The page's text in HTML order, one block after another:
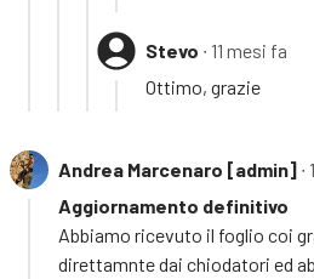
Stevo ∙ 11 mesi fa
Ottimo, grazie
Andrea Marcenaro [admin] ∙
Aggiornamento definitivo
Abbiamo ricevuto il foglio coi
direttamnte dai chiodatori ed